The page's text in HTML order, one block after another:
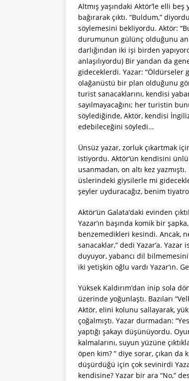
Altmış yaşındaki Aktör’le elli
bağırarak çıktı. “Buldum,”
söylemesini bekliyordu. Aktör:
durumunun gülünç olduğunu
darlığından iki işi birden
anlaşılıyordu) Bir yandan da
gideceklerdi. Yazar: “Öldürseler
olağanüstü bir plan olduğunu
turist sanacaklarını, kendisi
sayılmayacağını; her turistin
söylediğinde, Aktör, kendisi
edebileceğini söyledi…
Ünsüz yazar, zorluk çıkartmak
istiyordu. Aktör’ün kendisini
usanmadan, on altı kez
üslerindeki giysilerle mi
şeyler uyduracağız, benim
Aktör’ün Galata’daki evinden
Yazar’ın başında komik bir
benzemedikleri kesindi. Ancak,
sanacaklar,” dedi Yazar’a.
duyuyor, yabancı dil
iki yetişkin oğlu vardı Yazar’ın.
Yüksek Kaldırım’dan inip sola
üzerinde yoğunlaştı. Bazıları
Aktör, elini kolunu sallayarak,
çoğalmıştı. Yazar durmadan:
yaptığı şakayı düşünüyordu.
kalmalarını, suyun yüzüne
öpen kim? ” diye sorar, çıkan da
düşürdüğü için çok sevinirdi
kendisine? Yazar bir ara “No,”